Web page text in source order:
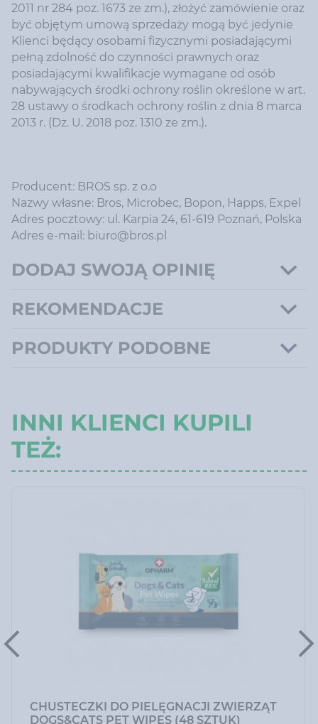
2011 nr 284 poz. 1673 ze zm.), złożyć zamówienie oraz
być objętym umową sprzedaży mogą być jedynie
Klienci będący osobami fizycznymi posiadającymi
pełną zdolność do czynności prawnych oraz
posiadającymi kwalifikacje wymagane od osób
nabywających środki ochrony roślin określone w art.
28 ustawy o środkach ochrony roślin z dnia 8 marca
2013 r. (Dz. U. 2018 poz. 1310 ze zm.).
Producent: BROS sp. z o.o
Nazwy własne: Bros, Microbec, Bopon, Happs, Expel
Adres pocztowy: ul. Karpia 24, 61-619 Poznań, Polska
Adres e-mail: biuro@bros.pl
DODAJ SWOJĄ OPINIĘ
REKOMENDACJE
PRODUKTY PODOBNE
INNI KLIENCI KUPILI
TEŻ:
CHUSTECZKI DO PIELĘGNACJI ZWIERZĄT
DOGS&CATS PET WIPES (48 SZTUK)